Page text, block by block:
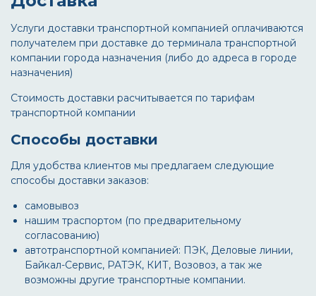
Услуги доставки транспортной компанией оплачиваются
получателем при доставке до терминала транспортной
компании города назначения (либо до адреса в городе
назначения)
Стоимость доставки расчитывается по тарифам
транспортной компании
Способы доставки
Для удобства клиентов мы предлагаем следующие
способы доставки заказов:
самовывоз
нашим траспортом (по предварительному
согласованию)
автотранспортной компанией: ПЭК, Деловые линии,
Байкал-Сервис, РАТЭК, КИТ, Возовоз, а так же
возможны другие транспортные компании.